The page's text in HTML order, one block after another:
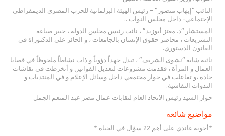
النائب “إيهاب منصور” – رئيس الهيئة البرلمانية للحزب المصرى الديمقراطى
الإجتماعي- داخل مجلس النواب ..
المستشار “د. معتز أبوزيد” ، نائب رئيس مجلس الدولة ، خبير صياغة
التشريعات ، محاضر حقوق الإنسان بالجامعات ، و الحائز على الدكتوراة في
القانون الدستوري.
نائبة شابة “نشوى الشريف” ، تبذل جهداً دؤوباً و ذات نشاطاً ملحوظاً في قضايا
العمال و المرأة ، فقدمت مشروعات لتعديل القوانين و أنخرطت في نقاشات
جادة ،و تفاعلت في حوار مجتمعي داخل وسائل الإعلام و في المنتديات و
الندوات النقاشية.
حوار السيد رئيس الاتحاد العام لنقابات عمال مصر عبد المنعم الجمل
مواضيع شائعه
*أجوبة غاندي على أهم 22 سؤال في الحياة *